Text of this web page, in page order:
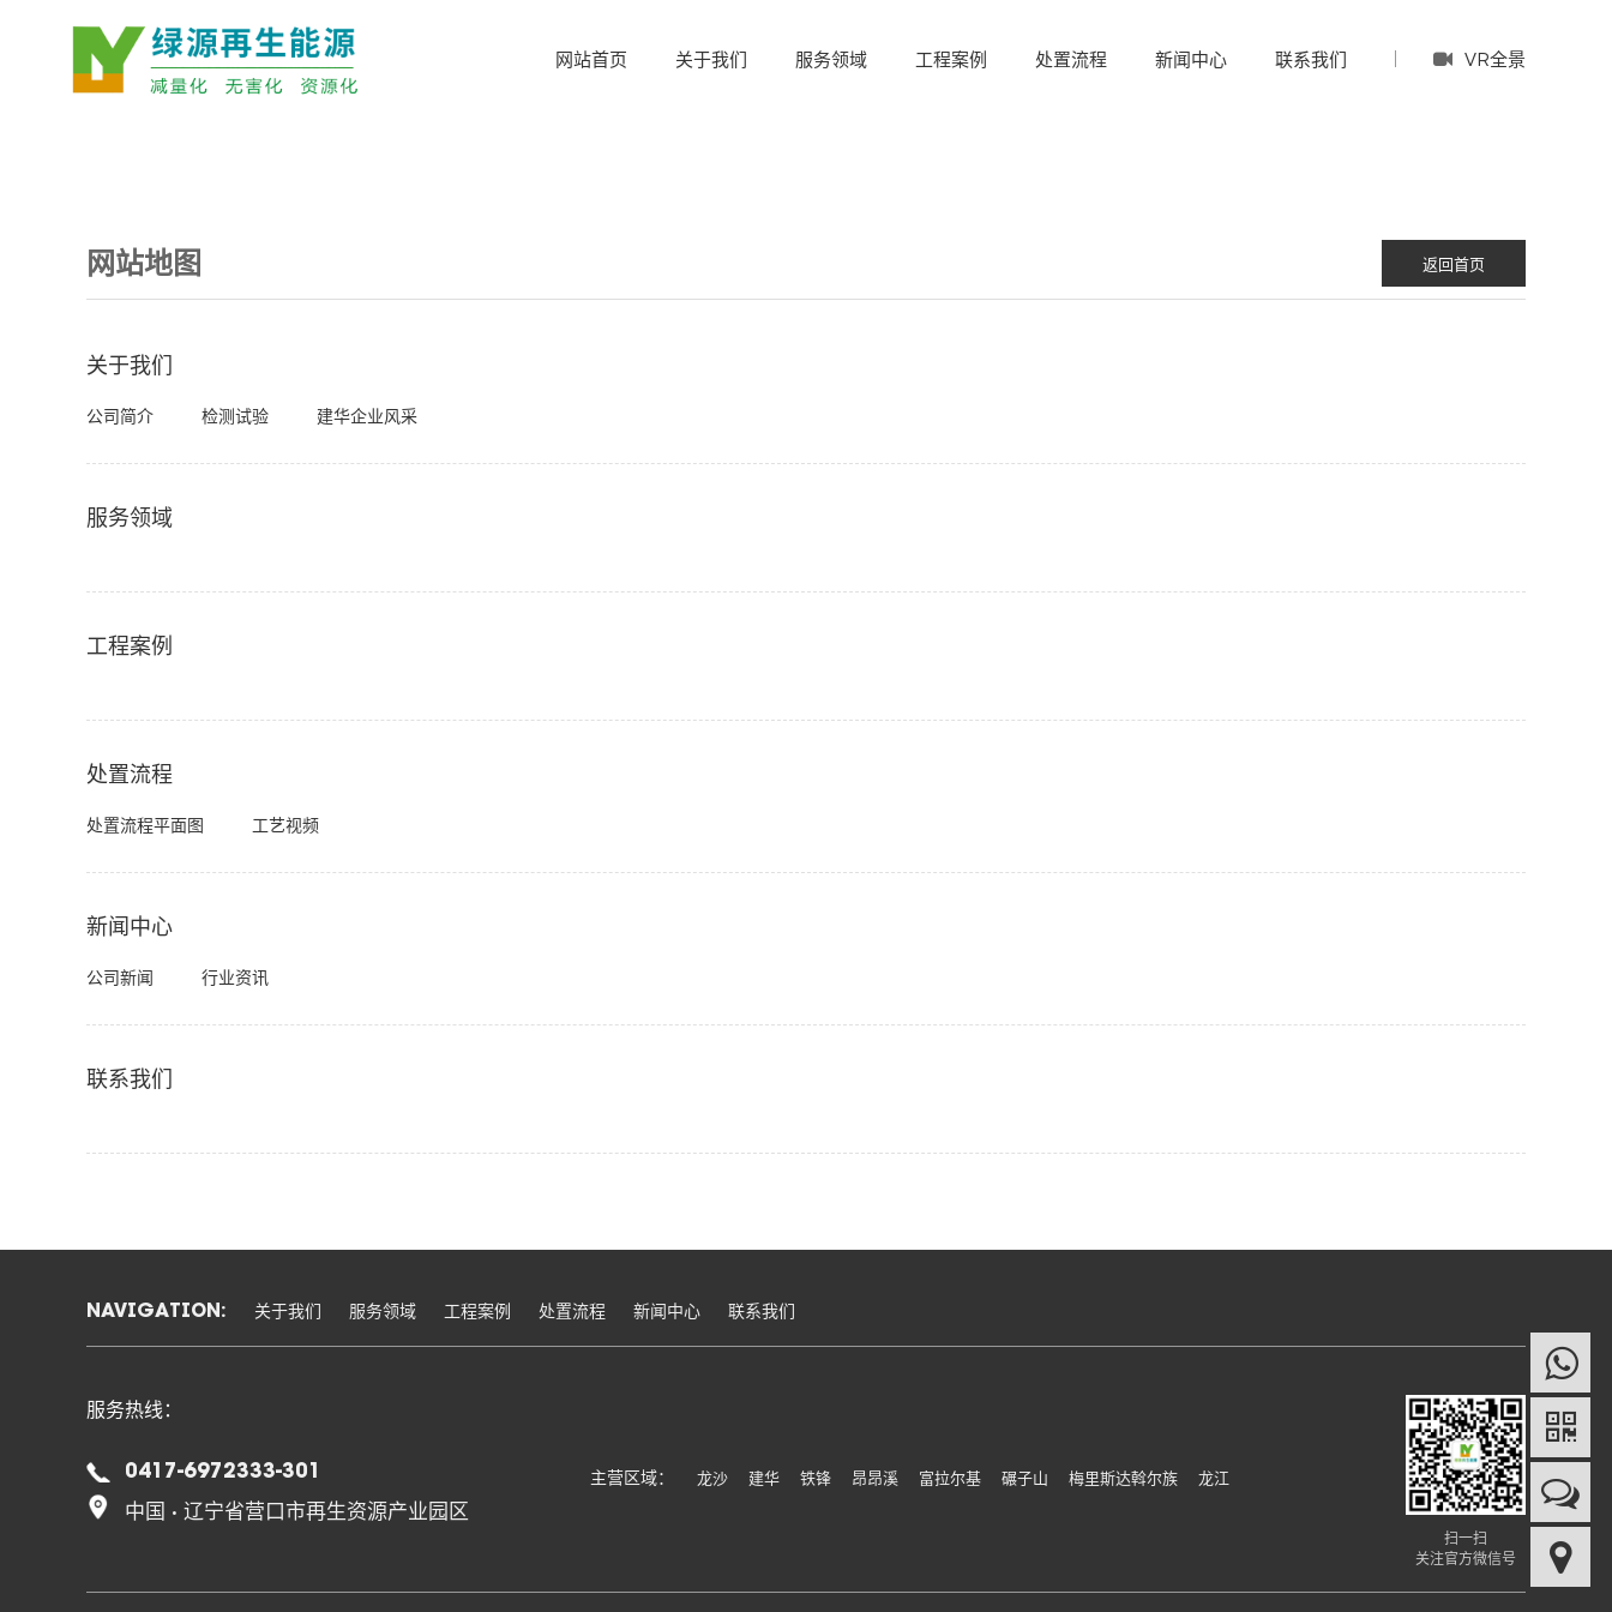
VR全景
网站首页 关于我们 服务领域 工程案例 处置流程 新闻中心 联系我们
网站地图 返回首页
关于我们
公司简介 检测试验 建华企业风采
服务领域
工程案例
处置流程
处置流程平面图 工艺视频
新闻中心
公司新闻 行业资讯
联系我们
NAVIGATION: 关于我们 服务领域 工程案例 处置流程 新闻中心 联系我们
服务热线：
0417-6972333-301
中国 · 辽宁省营口市再生资源产业园区
主营区域： 龙沙 建华 铁锋 昂昂溪 富拉尔基 碾子山 梅里斯达斡尔族 龙江
扫一扫
关注官方微信号